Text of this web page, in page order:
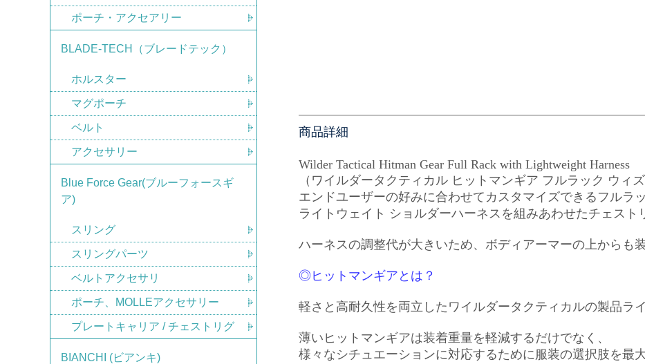
商品詳細
Wilder Tactical Hitman Gear Full Rack with Lightweight Harness
（ワイルダータクティカル ヒットマンギア フルラック ウィ
エンドユーザーの好みに合わせてカスタマイズできるフルラ
ライトウェイト ショルダーハーネスを組みあわせたチェスト
ハーネスの調整代が大きいため、ボディアーマーの上からも
◎ヒットマンギアとは？
軽さと高耐久性を両立したワイルダータクティカルの製品ライ
薄いヒットマンギアは装着重量を軽減するだけでなく、
様々なシチュエーションに対応するために服装の選択肢を最
ポーチ・アクセアリー
BLADE-TECH（ブレードテック）
ホルスター
マグポーチ
ベルト
アクセサリー
Blue Force Gear(ブルーフォースギ
ア)
スリング
スリングパーツ
ベルトアクセサリ
ポーチ、MOLLEアクセサリー
プレートキャリア / チェストリグ
BIANCHI (ビアンキ)